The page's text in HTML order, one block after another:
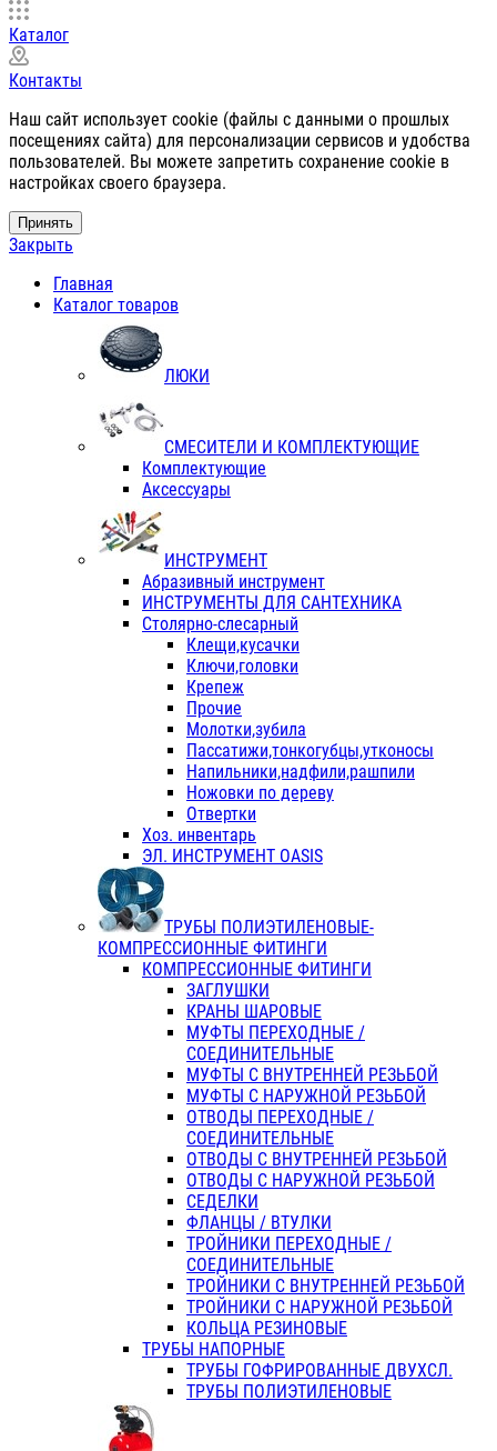
Каталог
Контакты
Наш сайт использует cookie (файлы с данными о прошлых
посещениях сайта) для персонализации сервисов и удобства
пользователей. Вы можете запретить сохранение cookie в
настройках своего браузера.
Принять
Закрыть
Главная
Каталог товаров
ЛЮКИ
СМЕСИТЕЛИ И КОМПЛЕКТУЮЩИЕ
Комплектующие
Аксессуары
ИНСТРУМЕНТ
Абразивный инструмент
ИНСТРУМЕНТЫ ДЛЯ САНТЕХНИКА
Столярно-слесарный
Клещи,кусачки
Ключи,головки
Крепеж
Прочие
Молотки,зубила
Пассатижи,тонкогубцы,утконосы
Напильники,надфили,рашпили
Ножовки по дереву
Отвертки
Хоз. инвентарь
ЭЛ. ИНСТРУМЕНТ OASIS
ТРУБЫ ПОЛИЭТИЛЕНОВЫЕ-
КОМПРЕССИОННЫЕ ФИТИНГИ
КОМПРЕССИОННЫЕ ФИТИНГИ
ЗАГЛУШКИ
КРАНЫ ШАРОВЫЕ
МУФТЫ ПЕРЕХОДНЫЕ /
СОЕДИНИТЕЛЬНЫЕ
МУФТЫ С ВНУТРЕННЕЙ РЕЗЬБОЙ
МУФТЫ С НАРУЖНОЙ РЕЗЬБОЙ
ОТВОДЫ ПЕРЕХОДНЫЕ /
СОЕДИНИТЕЛЬНЫЕ
ОТВОДЫ С ВНУТРЕННЕЙ РЕЗЬБОЙ
ОТВОДЫ С НАРУЖНОЙ РЕЗЬБОЙ
СЕДЕЛКИ
ФЛАНЦЫ / ВТУЛКИ
ТРОЙНИКИ ПЕРЕХОДНЫЕ /
СОЕДИНИТЕЛЬНЫЕ
ТРОЙНИКИ С ВНУТРЕННЕЙ РЕЗЬБОЙ
ТРОЙНИКИ С НАРУЖНОЙ РЕЗЬБОЙ
КОЛЬЦА РЕЗИНОВЫЕ
ТРУБЫ НАПОРНЫЕ
ТРУБЫ ГОФРИРОВАННЫЕ ДВУХСЛ.
ТРУБЫ ПОЛИЭТИЛЕНОВЫЕ